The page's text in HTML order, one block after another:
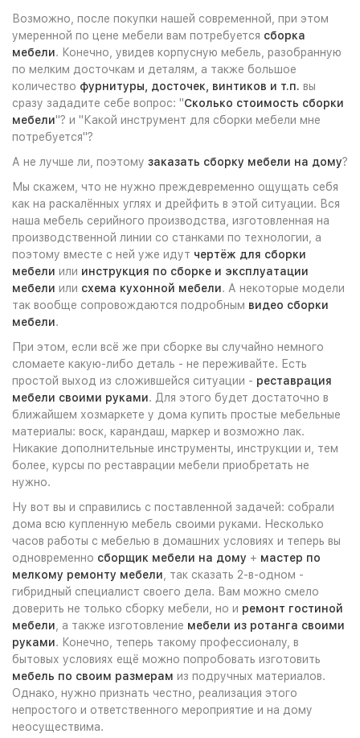
Возможно, после покупки нашей современной, при этом
умеренной по цене мебели вам потребуется сборка
мебели. Конечно, увидев корпусную мебель, разобранную
по мелким досточкам и деталям, а также большое
количество фурнитуры, досточек, винтиков и т.п. вы
сразу зададите себе вопрос: "Сколько стоимость сборки
мебели"? и "Какой инструмент для сборки мебели мне
потребуется"?
А не лучше ли, поэтому заказать сборку мебели на дому?
Мы скажем, что не нужно преждевременно ощущать себя
как на раскалённых углях и дрейфить в этой ситуации. Вся
наша мебель серийного производства, изготовленная на
производственной линии со станками по технологии, а
поэтому вместе с ней уже идут чертёж для сборки
мебели или инструкция по сборке и эксплуатации
мебели или схема кухонной мебели. А некоторые модели
так вообще сопровождаются подробным видео сборки
мебели.
При этом, если всё же при сборке вы случайно немного
сломаете какую-либо деталь - не переживайте. Есть
простой выход из сложившейся ситуации - реставрация
мебели своими руками. Для этого будет достаточно в
ближайшем хозмаркете у дома купить простые мебельные
материалы: воск, карандаш, маркер и возможно лак.
Никакие дополнительные инструменты, инструкции и, тем
более, курсы по реставрации мебели приобретать не
нужно.
Ну вот вы и справились с поставленной задачей: собрали
дома всю купленную мебель своими руками. Несколько
часов работы с мебелью в домашних условиях и теперь вы
одновременно сборщик мебели на дому + мастер по
мелкому ремонту мебели , так сказать 2-в-одном -
гибридный специалист своего дела. Вам можно смело
доверить не только сборку мебели, но и ремонт гостиной
мебели , а также изготовление мебели из ротанга своими
руками. Конечно, теперь такому профессионалу, в
бытовых условиях ещё можно попробовать изготовить
мебель по своим размерам из подручных материалов.
Однако, нужно признать честно, реализация этого
непростого и ответственного мероприятие и на дому
неосуществима.